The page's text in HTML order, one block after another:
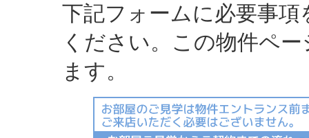
下記フォームに必要事
ください。この物件ペ
ます。